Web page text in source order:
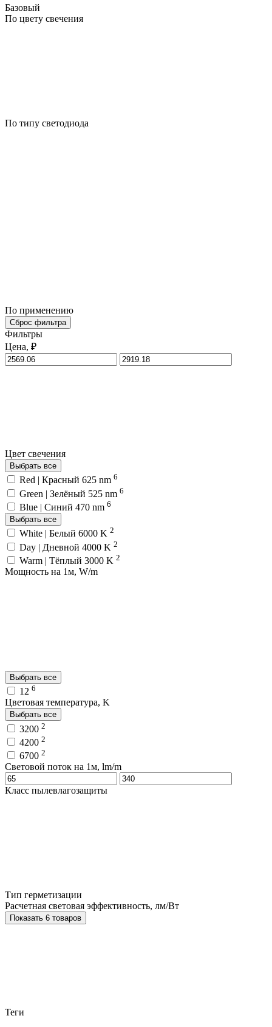
Базовый
По цвету свечения
По типу светодиода
По применению
Сброс фильтра
Фильтры
Цена, ₽
Цвет свечения
Выбрать все
Red | Красный 625 nm 6
Green | Зелёный 525 nm 6
Blue | Синий 470 nm 6
Выбрать все
White | Белый 6000 K 2
Day | Дневной 4000 K 2
Warm | Тёплый 3000 K 2
Мощность на 1м, W/m
Выбрать все
12 6
Цветовая температура, K
Выбрать все
3200 2
4200 2
6700 2
Световой поток на 1м, lm/m
Класс пылевлагозащиты
Тип герметизации
Расчетная световая эффективность, лм/Вт
Показать 6 товаров
Теги